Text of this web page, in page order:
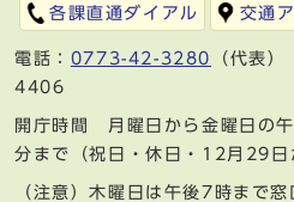
各課直通ダイアル
交通
電話： 0773-42-3280
（代表
4406
開庁時間 月曜日から金曜日の
分まで（祝日・休日・12月29日
（注意）木曜日は午後7時まで